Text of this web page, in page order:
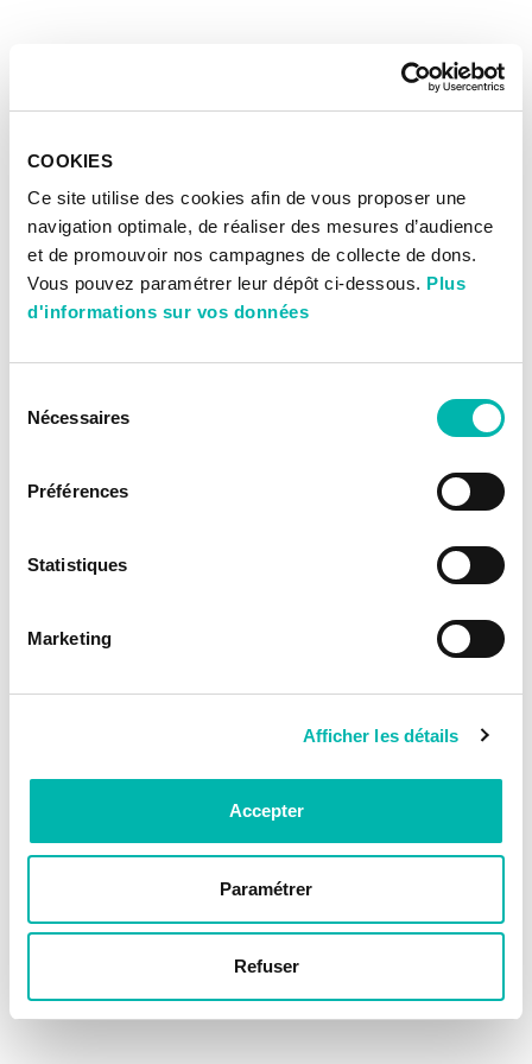
COOKIES
Ce site utilise des cookies afin de vous proposer une
navigation optimale, de réaliser des mesures d’audience
et de promouvoir nos campagnes de collecte de dons.
Vous pouvez paramétrer leur dépôt ci-dessous. Plus
d'informations sur vos données
Nécessaires
Préférences
Statistiques
Marketing
Afficher les détails
Accepter
Paramétrer
Refuser